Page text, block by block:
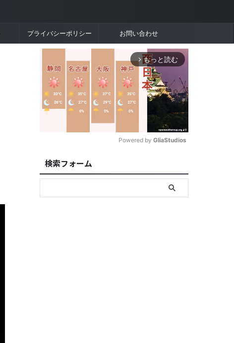
プライバシーポリシー お問い合わせ
arrow_forward_ios もっと読む
u
t
Powered by GliaStudios
検索フォーム